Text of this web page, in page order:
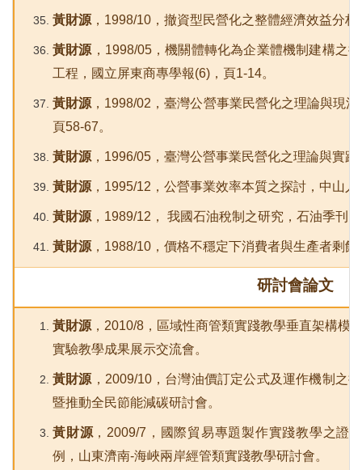
黃財源 ，1998/10，撤資型民營化之整體經濟效益分
黃財源 ，1998/05，機關體轉化為企業體機制建構之
工程，國立屏東商專學報(6)，頁1-14。
黃財源 ，1998/02，臺灣公營事業民營化之理論與現
頁58-67。
黃財源 ，1996/05，臺灣公營事業民營化之理論與實
黃財源 ，1995/12，公營事業效率本質之探討，中山
黃財源 ，1989/12， 我國石油稅制之研究，石油季刊
黃財源 ，1988/10，價格不穩定下消費者與生產者剩
研討會論文
黃財源 ，2010/8，區域性商管類實踐教學垂直架構模
實驗教學成果展示交流會。
黃財源 ，2009/10，台灣油價訂定公式及運作機制之
暨推動全民節能減碳研討會。
黃財源 ，2009/7，國際貿易專題製作實踐教學之證
例，山東濟南-海峽兩岸經管類實踐教學研討會。